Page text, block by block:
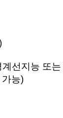
계선지능 또
능)